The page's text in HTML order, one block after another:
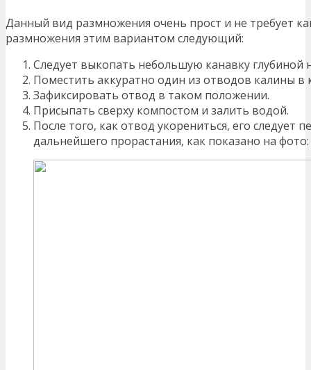
Данный вид размножения очень прост и не требует
размножения этим вариантом следующий:
Следует выкопать небольшую канавку глубиной
Поместить аккуратно один из отводов калины в
Зафиксировать отвод в таком положении.
Присыпать сверху компостом и залить водой.
После того, как отвод укорениться, его следует
дальнейшего прорастания, как показано на фото: